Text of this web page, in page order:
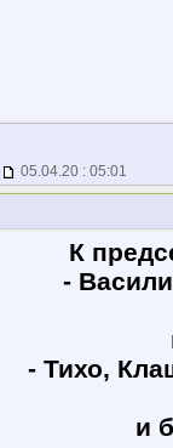
05.04.20 : 05:01
К
-
- Тихо,
и